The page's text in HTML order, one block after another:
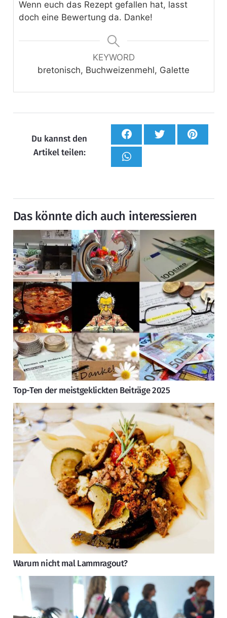
Wenn euch das Rezept gefallen hat, lasst
doch eine Bewertung da. Danke!
KEYWORD
bretonisch, Buchweizenmehl, Galette
Du kannst den
Artikel teilen:
Das könnte dich auch interessieren
Top-Ten der meistgeklickten Beiträge 2025
Warum nicht mal Lammragout?